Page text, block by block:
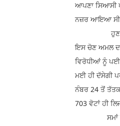
ਆਪਣਾ ਸਿਆਸੀ
ਨਜ਼ਰ ਆਇਆ ਸੀ
ਹੁਣ ਜਦੋਂ
ਇਸ ਚੋਣ ਅਮਲ
ਵਿਰੋਧੀਆਂ ਨੂੰ
ਮਈ ਹੀ ਦੱਸੇਗੀ
ਨੰਬਰ 24 ਤੋਂ
703 ਵੋਟਾਂ ਹੀ
ਸਮਾਂ ਬਦਲਿਆ